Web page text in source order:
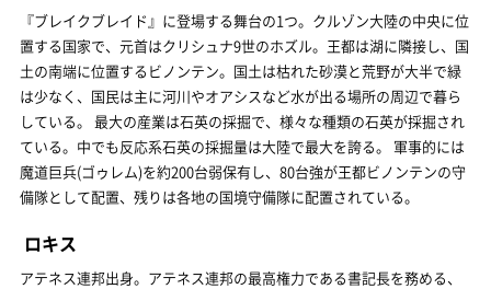
『ブレイクブレイド』に登場する舞台の1つ。クルゾン大陸の中央に位
置する国家で、元首はクリシュナ9世のホズル。王都は湖に隣接し、国
土の南端に位置するビノンテン。国土は枯れた砂漠と荒野が大半で緑
は少なく、国民は主に河川やオアシスなど水が出る場所の周辺で暮ら
している。 最大の産業は石英の採掘で、様々な種類の石英が採掘され
ている。中でも反応系石英の採掘量は大陸で最大を誇る。 軍事的には
魔道巨兵(ゴゥレム)を約200台弱保有し、80台強が王都ビノンテンの守
備隊として配置、残りは各地の国境守備隊に配置されている。
ロキス
アテネス連邦出身。アテネス連邦の最高権力である書記長を務める、